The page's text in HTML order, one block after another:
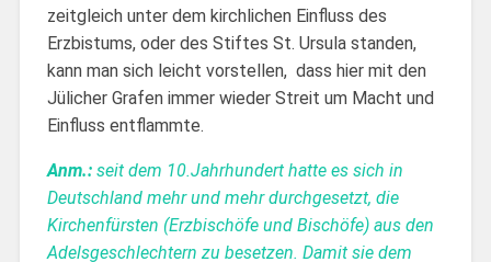
zeitgleich unter dem kirchlichen Einfluss des
Erzbistums, oder des Stiftes St. Ursula standen,
kann man sich leicht vorstellen, dass hier mit den
Jülicher Grafen immer wieder Streit um Macht und
Einfluss entflammte.
Anm.:seit dem 10.Jahrhundert hatte es sich in
Deutschland mehr und mehr durchgesetzt, die
Kirchenfürsten (Erzbischöfe und Bischöfe) aus den
Adelsgeschlechtern zu besetzen. Damit sie dem